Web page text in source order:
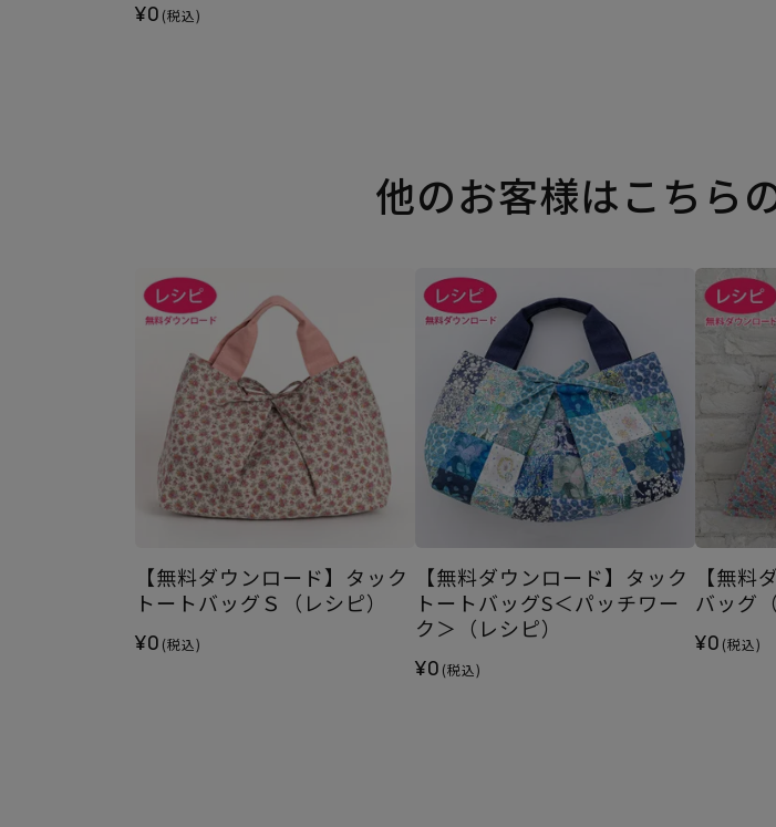
¥0 (税込)
他のお客様はこちら
【無料ダウンロード】タック
トートバッグＳ（レシピ）
¥0 (税込)
【無料ダウンロード】タック
トートバッグS＜パッチワー
ク＞（レシピ）
¥0 (税込)
【無料
バッグ
¥0 (税込)